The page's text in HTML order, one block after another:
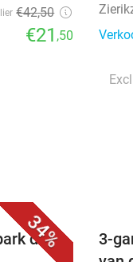
€42,50
€21,50
34%
de
3-